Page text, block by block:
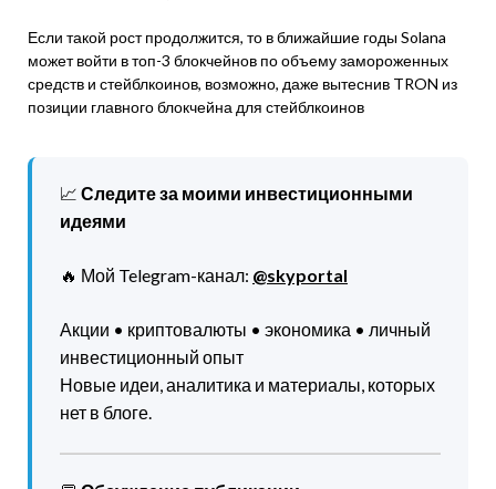
Если такой рост продолжится, то в ближайшие годы Solana
может войти в топ-3 блокчейнов по объему замороженных
средств и стейблкоинов, возможно, даже вытеснив TRON из
позиции главного блокчейна для стейблкоинов
📈 Следите за моими инвестиционными
идеями
🔥 Мой Telegram-канал: @skyportal
Акции • криптовалюты • экономика • личный
инвестиционный опыт
Новые идеи, аналитика и материалы, которых
нет в блоге.